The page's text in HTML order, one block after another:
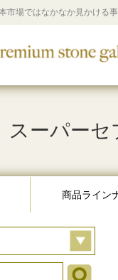
市場ではなかなか見かける
スーパー
商品ライン